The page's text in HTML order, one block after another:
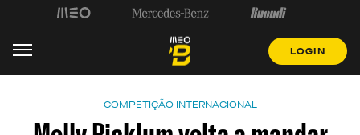
LOGIN
COMPETIÇÃO INTERNACIONAL